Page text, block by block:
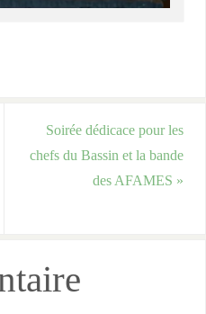
Soirée dédicace pour les
chefs du Bassin et la bande
des AFAMES »